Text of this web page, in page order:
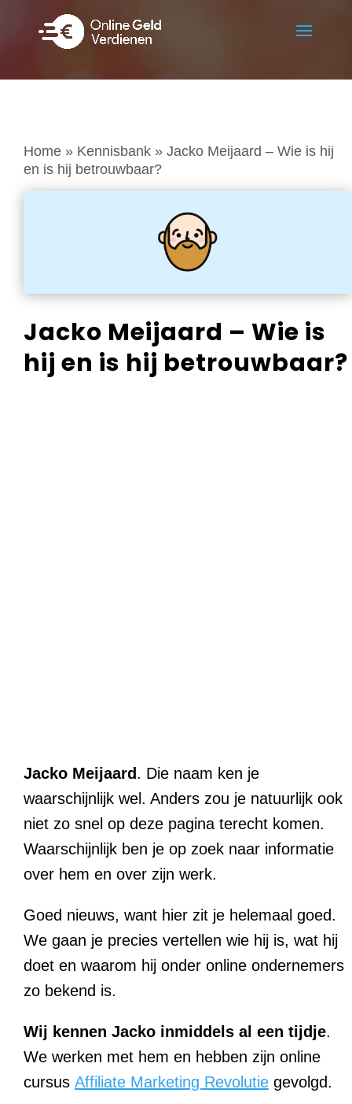
Home » Kennisbank » Jacko Meijaard – Wie is hij
en is hij betrouwbaar?
Jacko Meijaard – Wie is
hij en is hij betrouwbaar?
Jacko Meijaard. Die naam ken je
waarschijnlijk wel. Anders zou je natuurlijk ook
niet zo snel op deze pagina terecht komen.
Waarschijnlijk ben je op zoek naar informatie
over hem en over zijn werk.
Goed nieuws, want hier zit je helemaal goed.
We gaan je precies vertellen wie hij is, wat hij
doet en waarom hij onder online ondernemers
zo bekend is.
Wij kennen Jacko inmiddels al een tijdje.
We werken met hem en hebben zijn online
cursus Affiliate Marketing Revolutie gevolgd.